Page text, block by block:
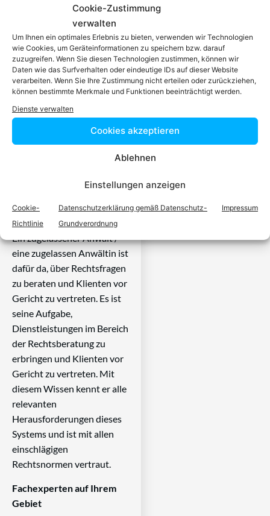
Cookie-Zustimmung
verwalten
Um Ihnen ein optimales Erlebnis zu bieten, verwenden wir Technologien
wie Cookies, um Geräteinformationen zu speichern bzw. darauf
zuzugreifen. Wenn Sie diesen Technologien zustimmen, können wir
Daten wie das Surfverhalten oder eindeutige IDs auf dieser Website
verarbeiten. Wenn Sie Ihre Zustimmung nicht erteilen oder zurückziehen,
können bestimmte Merkmale und Funktionen beeinträchtigt werden.
Dienste verwalten
Cookies akzeptieren
Ablehnen
Einstellungen anzeigen
Cookie-
Richtlinie
Datenschutzerklärung gemäß Datenschutz-
Grundverordnung
Impressum
Einfach in 3
Schritten einen
Anwalt finden,
der auf Ihr
spezialisiert ist
Ein zugelassener Anwalt /
eine zugelassen Anwältin ist
dafür da, über Rechtsfragen
zu beraten und Klienten vor
Gericht zu vertreten. Es ist
seine Aufgabe,
Dienstleistungen im Bereich
der Rechtsberatung zu
erbringen und Klienten vor
Gericht zu vertreten. Mit
diesem Wissen kennt er alle
relevanten
Herausforderungen dieses
Systems und ist mit allen
einschlägigen
Rechtsnormen vertraut.
Fachexperten auf Ihrem
Gebiet